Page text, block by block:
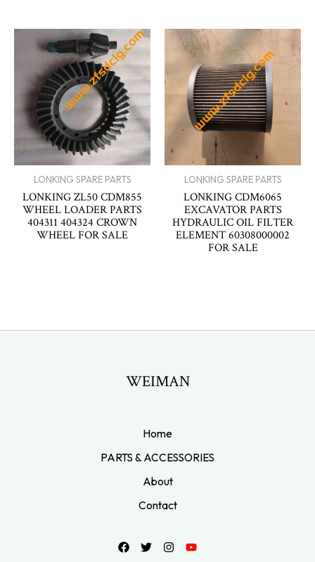
LONKING SPARE PARTS
LONKING ZL50 CDM855
WHEEL LOADER PARTS
404311 404324 CROWN
WHEEL FOR SALE
LONKING SPARE PARTS
LONKING CDM6065
EXCAVATOR PARTS
HYDRAULIC OIL FILTER
ELEMENT 60308000002
FOR SALE
WEIMAN
Home
PARTS & ACCESSORIES
About
Contact